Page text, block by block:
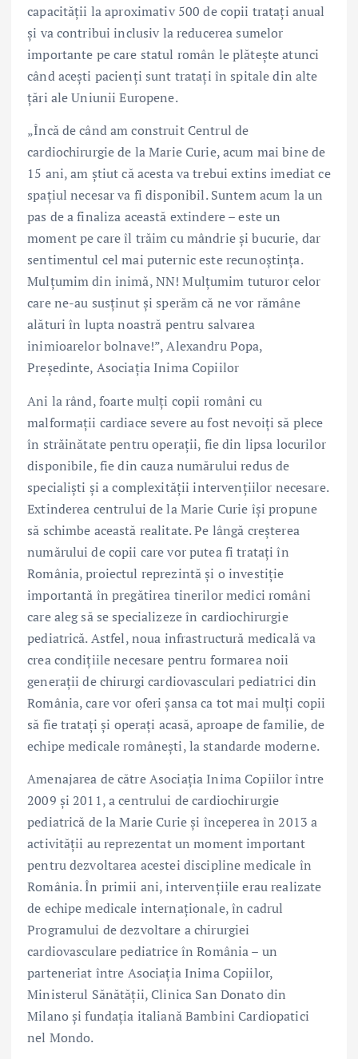
capacității la aproximativ 500 de copii tratați anual
și va contribui inclusiv la reducerea sumelor
importante pe care statul român le plătește atunci
când acești pacienți sunt tratați în spitale din alte
țări ale Uniunii Europene.
„Încă de când am construit Centrul de
cardiochirurgie de la Marie Curie, acum mai bine de
15 ani, am știut că acesta va trebui extins imediat ce
spațiul necesar va fi disponibil. Suntem acum la un
pas de a finaliza această extindere – este un
moment pe care îl trăim cu mândrie și bucurie, dar
sentimentul cel mai puternic este recunoștința.
Mulțumim din inimă, NN! Mulțumim tuturor celor
care ne-au susținut și sperăm că ne vor rămâne
alături în lupta noastră pentru salvarea
inimioarelor bolnave!”, Alexandru Popa,
Președinte, Asociația Inima Copiilor
Ani la rând, foarte mulți copii români cu
malformații cardiace severe au fost nevoiți să plece
în străinătate pentru operații, fie din lipsa locurilor
disponibile, fie din cauza numărului redus de
specialiști și a complexității intervențiilor necesare.
Extinderea centrului de la Marie Curie își propune
să schimbe această realitate. Pe lângă creșterea
numărului de copii care vor putea fi tratați în
România, proiectul reprezintă și o investiție
importantă în pregătirea tinerilor medici români
care aleg să se specializeze în cardiochirurgie
pediatrică. Astfel, noua infrastructură medicală va
crea condițiile necesare pentru formarea noii
generații de chirurgi cardiovasculari pediatrici din
România, care vor oferi șansa ca tot mai mulți copii
să fie tratați și operați acasă, aproape de familie, de
echipe medicale românești, la standarde moderne.
Amenajarea de către Asociația Inima Copiilor între
2009 și 2011, a centrului de cardiochirurgie
pediatrică de la Marie Curie și începerea în 2013 a
activității au reprezentat un moment important
pentru dezvoltarea acestei discipline medicale în
România. În primii ani, intervențiile erau realizate
de echipe medicale internaționale, în cadrul
Programului de dezvoltare a chirurgiei
cardiovasculare pediatrice în România – un
parteneriat între Asociația Inima Copiilor,
Ministerul Sănătății, Clinica San Donato din
Milano și fundația italiană Bambini Cardiopatici
nel Mondo.